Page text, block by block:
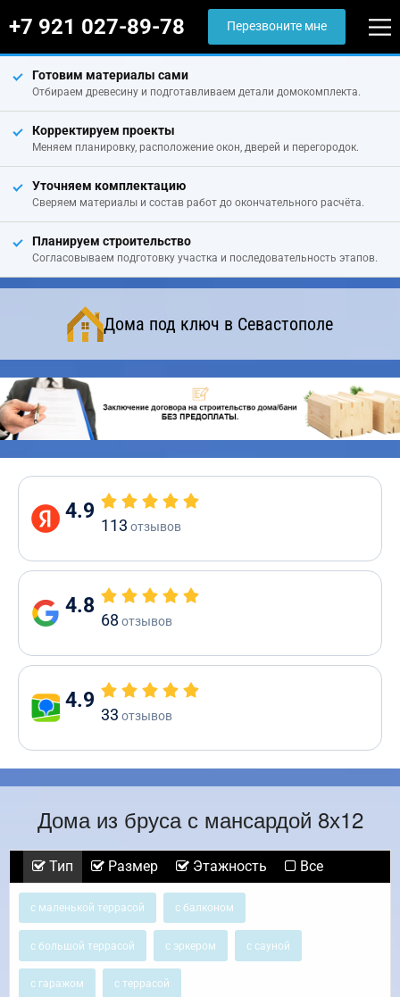
+7 921 027-89-78 Перезвоните мне
Готовим материалы сами
Отбираем древесину и подготавливаем детали домокомплекта.
Корректируем проекты
Меняем планировку, расположение окон, дверей и перегородок.
Уточняем комплектацию
Сверяем материалы и состав работ до окончательного расчёта.
Планируем строительство
Согласовываем подготовку участка и последовательность этапов.
Дома под ключ в Севастополе
4.9
113 отзывов
4.8
68 отзывов
4.9
33 отзывов
Дома из бруса с мансардой 8х12
Тип Размер Этажность Все
с маленькой террасой с балконом
с большой террасой с эркером с сауной
с гаражом с террасой